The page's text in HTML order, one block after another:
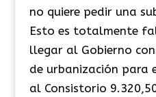
no quiere pedir una
Esto es totalmente
llegar al Gobierno
de urbanización para
al Consistorio